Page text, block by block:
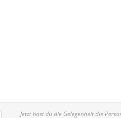
Jetzt hast du die Gelegenheit die